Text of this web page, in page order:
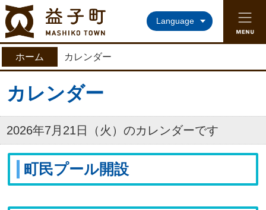
益子町ホームページ
Language
ホーム カレンダー
カレンダー
2026年7月21日（火）のカレンダーです
町民プール開設